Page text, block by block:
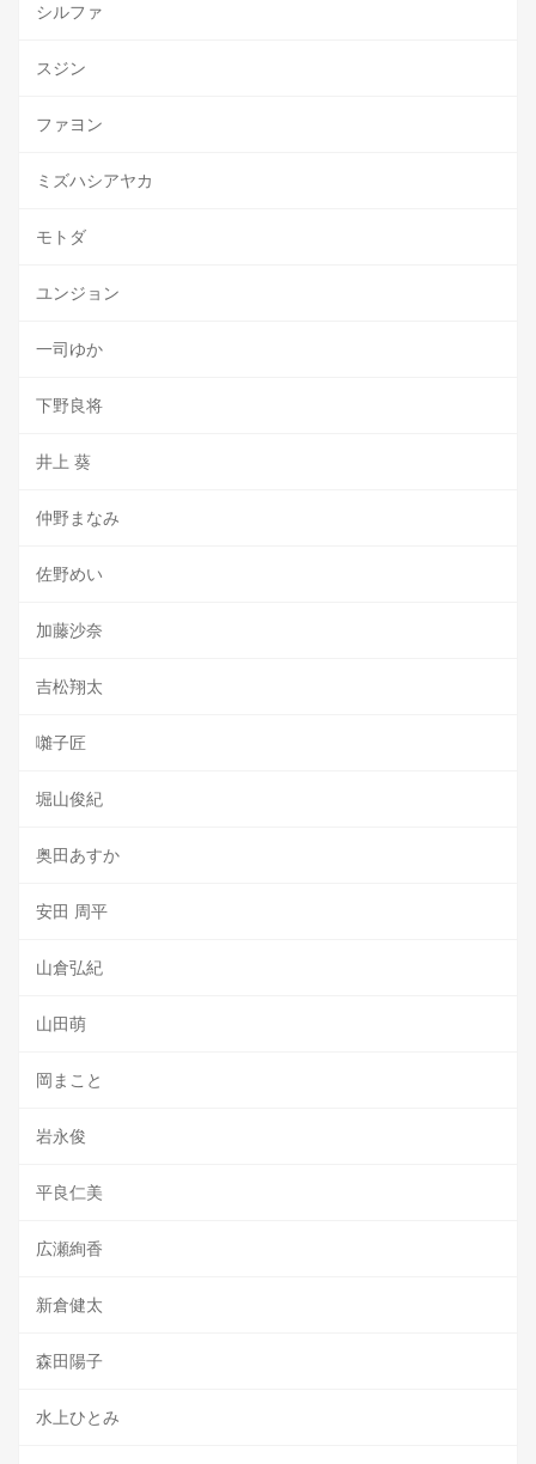
シルファ
スジン
ファヨン
ミズハシアヤカ
モトダ
ユンジョン
一司ゆか
下野良将
井上 葵
仲野まなみ
佐野めい
加藤沙奈
吉松翔太
囃子匠
堀山俊紀
奥田あすか
安田 周平
山倉弘紀
山田萌
岡まこと
岩永俊
平良仁美
広瀬絢香
新倉健太
森田陽子
水上ひとみ